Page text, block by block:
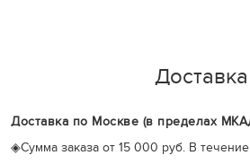
Доставка
Доставка по Москве (в пределах
◈Сумма заказа от 15 000 руб. В